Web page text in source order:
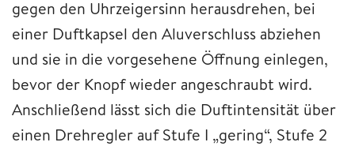
gegen den Uhrzeigersinn herausdrehen, bei
einer Duftkapsel den Aluverschluss abziehen
und sie in die vorgesehene Öffnung einlegen,
bevor der Knopf wieder angeschraubt wird.
Anschließend lässt sich die Duftintensität über
einen Drehregler auf Stufe I „gering“, Stufe 2